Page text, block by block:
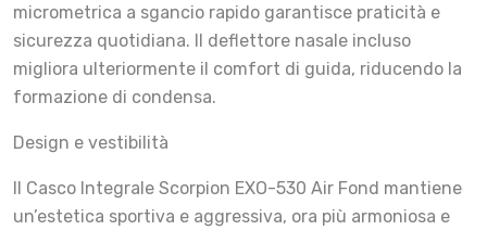
micrometrica a sgancio rapido garantisce praticità e
sicurezza quotidiana. Il deflettore nasale incluso
migliora ulteriormente il comfort di guida, riducendo la
formazione di condensa.
Design e vestibilità
Il Casco Integrale Scorpion EXO-530 Air Fond mantiene
un’estetica sportiva e aggressiva, ora più armoniosa e